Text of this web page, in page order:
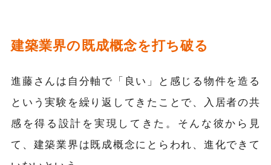
建築業界の既成概念を打ち破る
進藤さんは自分軸で「良い」と感じる物件を造る
という実験を繰り返してきたことで、入居者の共
感を得る設計を実現してきた。そんな彼から見
て、建築業界は既成概念にとらわれ、進化できて